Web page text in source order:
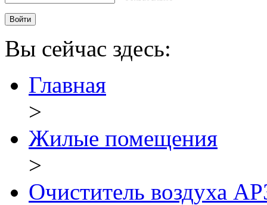
Вы сейчас здесь:
Главная
>
Жилые помещения
>
Очиститель воздуха